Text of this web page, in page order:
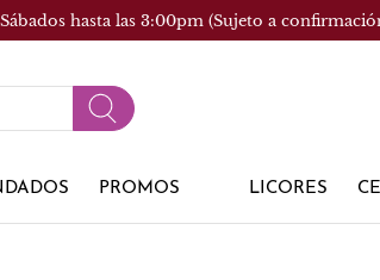
hasta las 3:00pm (Sujeto a
PROMOS LICORES